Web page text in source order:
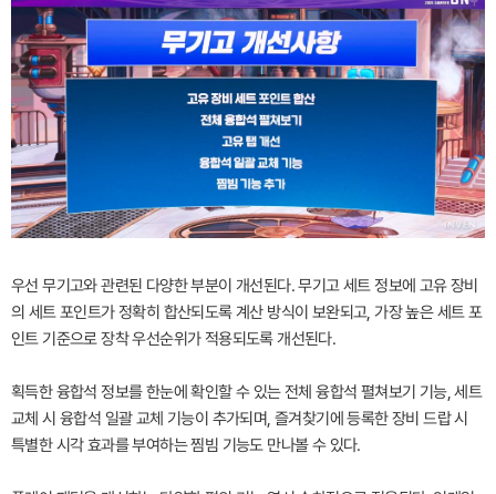
우선 무기고와 관련된 다양한 부분이 개선된다. 무기고 세트 정보에 고유 장비
의 세트 포인트가 정확히 합산되도록 계산 방식이 보완되고, 가장 높은 세트 포
인트 기준으로 장착 우선순위가 적용되도록 개선된다.
획득한 융합석 정보를 한눈에 확인할 수 있는 전체 융합석 펼쳐보기 기능, 세트
교체 시 융합석 일괄 교체 기능이 추가되며, 즐겨찾기에 등록한 장비 드랍 시
특별한 시각 효과를 부여하는 찜빔 기능도 만나볼 수 있다.